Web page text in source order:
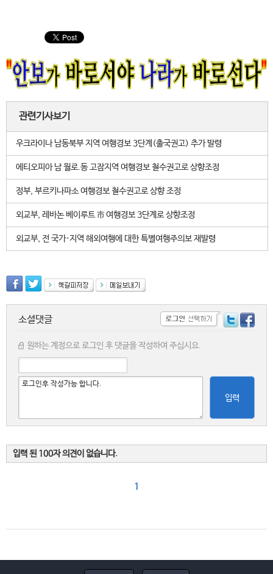
관련기사보기
우크라이나 남동북부 지역 여행경보 3단계(출국권고) 추가 발령
에티오피아 남 월로.동 고잠지역 여행경보 철수권고로 상향조정
정부, 부르키나파소 여행경보 철수권고로 상향 조정
외교부, 레바논 베이루트 市 여행경보 3단계로 상향조정
외교부, 전 국가·지역 해외여행에 대한 특별여행주의보 재발령
소셜댓글
원하는 계정으로 로그인 후 댓글을 작성하여 주십시요.
입력
입력 된 100자 의견이 없습니다.
1